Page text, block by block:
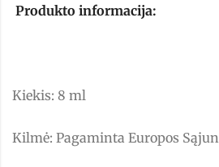
Produkto informacija:
Kiekis: 8 ml
Kilmė: Pagaminta Europos